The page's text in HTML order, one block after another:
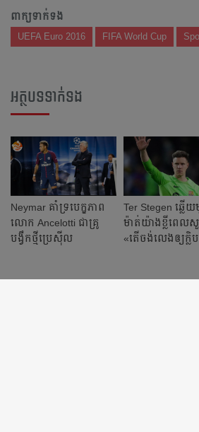
ពាក្យទាក់ទង
UEFA Euro 2016 FIFA World Cup
អត្ថបទទាក់ទង
Neymar គាំទ្រ​បេក្ខភាព​
លោក Ancelotti ជា​គ្រូ​
បង្វឹក​ថ្មី​ប្រេស៊ីល
Ter Stegen ឆ្លើ
ម៉ាត់​យ៉ាង​ខ្លី​ពេល​សួ
«តើ​ចង់​លេង​ឲ្យ​ក្លិ